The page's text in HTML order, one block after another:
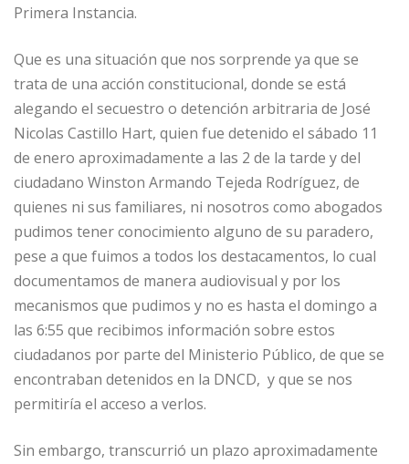
Primera Instancia.
Que es una situación que nos sorprende ya que se
trata de una acción constitucional, donde se está
alegando el secuestro o detención arbitraria de José
Nicolas Castillo Hart, quien fue detenido el sábado 11
de enero aproximadamente a las 2 de la tarde y del
ciudadano Winston Armando Tejeda Rodríguez, de
quienes ni sus familiares, ni nosotros como abogados
pudimos tener conocimiento alguno de su paradero,
pese a que fuimos a todos los destacamentos, lo cual
documentamos de manera audiovisual y por los
mecanismos que pudimos y no es hasta el domingo a
las 6:55 que recibimos información sobre estos
ciudadanos por parte del Ministerio Público, de que se
encontraban detenidos en la DNCD, y que se nos
permitiría el acceso a verlos.
Sin embargo, transcurrió un plazo aproximadamente